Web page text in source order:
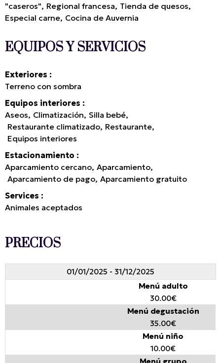
"caseros" Regional francesa Tienda de quesos
Especial carne Cocina de Auvernia
EQUIPOS Y SERVICIOS
Exteriores
Terreno con sombra
Equipos interiores
Aseos Climatización Silla bebé
Restaurante climatizado Restaurante
Equipos interiores
Estacionamiento
Aparcamiento cercano Aparcamiento
Aparcamiento de pago Aparcamiento gratuito
Services
Animales aceptados
PRECIOS
01/01/2025 - 31/12/2025
Menú adulto
30.00€
Menú degustación
35.00€
Menú niño
10.00€